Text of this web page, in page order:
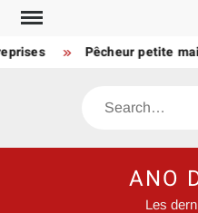
Skip
content
Pêcheur petite
Search
ANO
Les